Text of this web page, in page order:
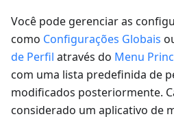
Você pode gerenciar as
como Configurações Globais
de Perfil através do Menu
com uma lista predefinida de
modificados posteriormente.
considerado um aplicativo de